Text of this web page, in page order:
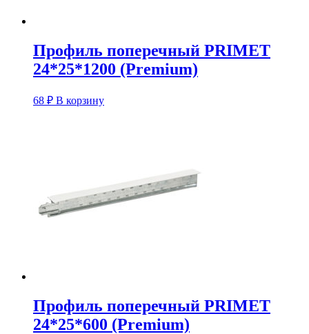
Профиль поперечный PRIMET
24*25*1200 (Premium)
68 ₽ В корзину
Профиль поперечный PRIMET
24*25*600 (Premium)